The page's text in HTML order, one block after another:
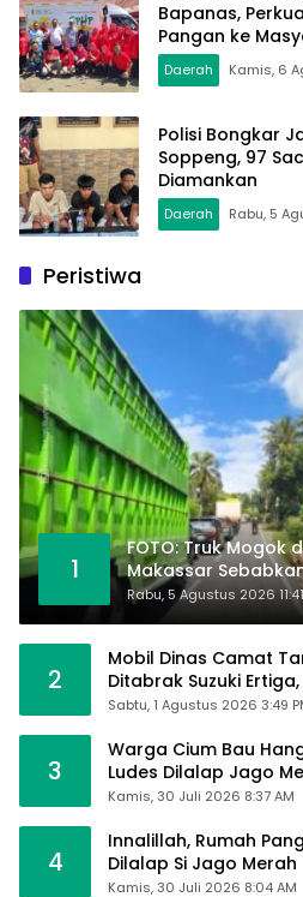
Bapanas,
Pangan ke
Daerah Kamis, 6
Polisi Bongkar
Soppeng, 97
Diamankan
Daerah Rabu, 5
Peristiwa
1
FOTO: Truk Mogok
Makassar
Tangan
Rabu, 5 Agustus 2026
2
Mobil Dinas Camat
Ditabrak Suzuki
Alhamdulillah Saya
Sabtu, 1 Agustus 2026 3:49
3
Warga Cium Bau
Ludes Dilalap Jago
Kamis, 30 Juli 2026 8:37 AM
4
Innalillah, Rumah
Dilalap Si Jago Merah
Kamis, 30 Juli 2026 8:04 AM